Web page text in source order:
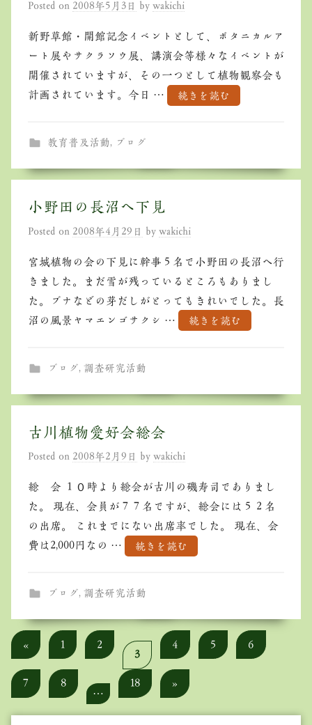
Posted on 2008年5月3日 by wakichi
新野草館・開館記念イベントとして、ボタニカルア
ート展やサクラソウ展、講演会等様々なイベントが
開催されていますが、その一つとして植物観察会も
計画されています。今日 …
続きを読む
教育普及活動, ブログ
小野田の長沼へ下見
Posted on 2008年4月29日 by wakichi
宮城植物の会の下見に幹事５名で小野田の長沼へ行
きました。まだ雪が残っているところもありまし
た。ブナなどの芽だしがとってもきれいでした。長
沼の風景ヤマエンゴサクシ …
続きを読む
ブログ, 調査研究活動
古川植物愛好会総会
Posted on 2008年2月9日 by wakichi
総 会 １０時より総会が古川の磯寿司でありまし
た。 現在、会員が７７名ですが、総会には５２名
の出席。 これまでにない出席率でした。 現在、会
費は2,000円なの …
続きを読む
ブログ, 調査研究活動
投
稿
の
ペ
«Previous1
2
3
4 5 6
7
8
…
18
Next
»